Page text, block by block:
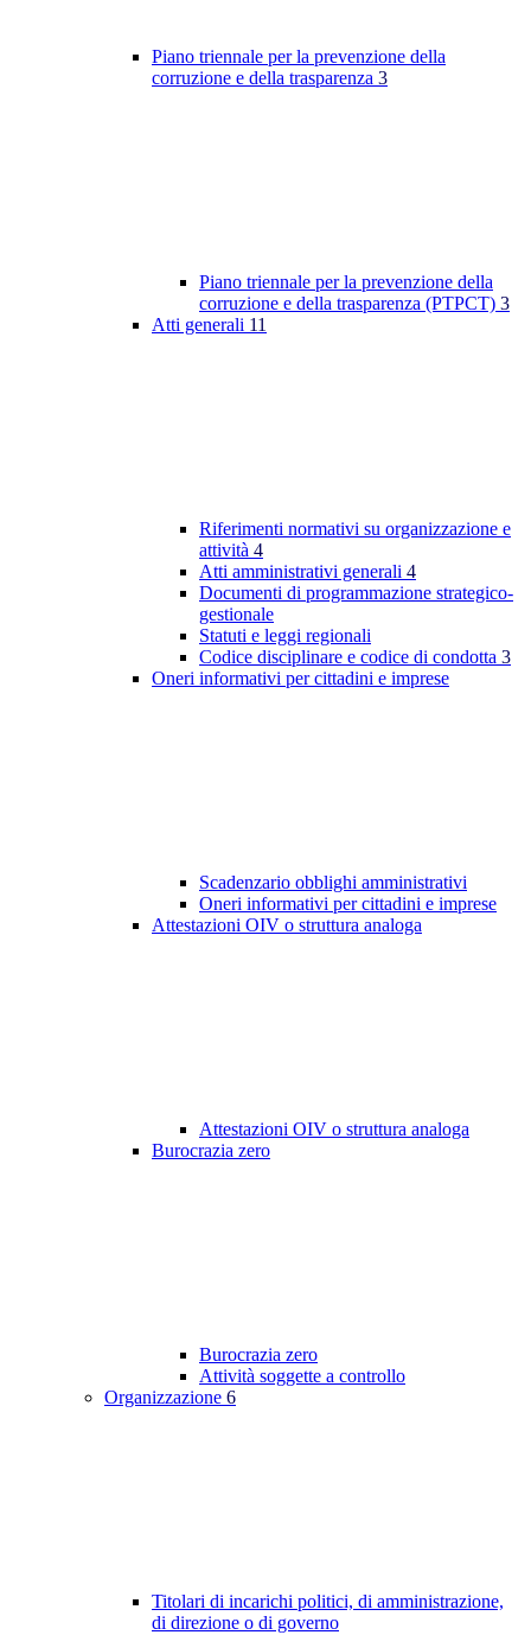
Piano triennale per la prevenzione della
corruzione e della trasparenza 3
Piano triennale per la prevenzione della
corruzione e della trasparenza (PTPCT) 3
Atti generali 11
Riferimenti normativi su organizzazione e
attività 4
Atti amministrativi generali 4
Documenti di programmazione strategico-
gestionale
Statuti e leggi regionali
Codice disciplinare e codice di condotta 3
Oneri informativi per cittadini e imprese
Scadenzario obblighi amministrativi
Oneri informativi per cittadini e imprese
Attestazioni OIV o struttura analoga
Attestazioni OIV o struttura analoga
Burocrazia zero
Burocrazia zero
Attività soggette a controllo
Organizzazione 6
Titolari di incarichi politici, di amministrazione,
di direzione o di governo